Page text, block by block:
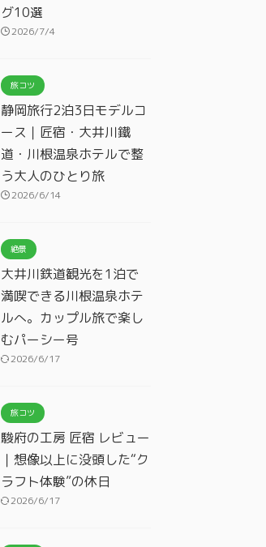
グ10選
2026/7/4
旅コツ
静岡旅行2泊3日モデルコ
ース｜匠宿・大井川鐵
道・川根温泉ホテルで整
う大人のひとり旅
2026/6/14
絶景
大井川鉄道観光を1泊で
満喫できる川根温泉ホテ
ルへ。カップル旅で楽し
むパーシー号
2026/6/17
旅コツ
駿府の工房 匠宿 レビュー
｜想像以上に没頭した“ク
ラフト体験”の休日
2026/6/17